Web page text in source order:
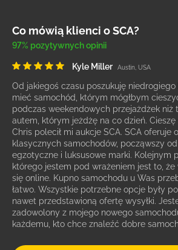
Co mówią klienci o SCA?
97% pozytywnych opinii
Kyle Miller Austin, USA
Od jakiegoś czasu poszukuję niedrogiego
mieć samochód, którym mógłbym
podczas weekendowych przejażdżek niż
autem, którym jeżdżę na co dzień. Cieszę
Chris polecił mi aukcje SCA. SCA oferuje
klasycznych samochodów, począwszy
egzotyczne i luksusowe marki. Kolejnym
którego jestem pod wrażeniem jest to,
się online. Kupno samochodu u Was
łatwo. Wszystkie potrzebne opcje były
nawet przedstawioną ofertę wysyłki.
zadowolony z mojego nowego
każdemu, kto chce znaleźć dobre